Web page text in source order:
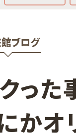
ブログ
った​
かオ